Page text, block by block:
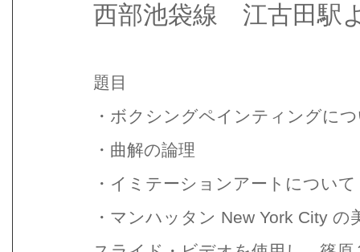
西部池袋線 江古田駅
題目
・ボクシングペインティングに
・曲解の論理
・イミテーションアートについて
・マンハッタン New York City の